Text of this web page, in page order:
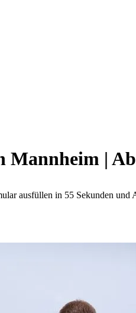
Mannheim |
ausfüllen in 55 Sekunden